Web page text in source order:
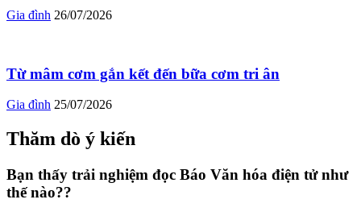
Gia đình 26/07/2026
Từ mâm cơm gắn kết đến bữa cơm tri ân
Gia đình 25/07/2026
Thăm dò ý kiến
Bạn thấy trải nghiệm đọc Báo Văn hóa điện tử như
thế nào??